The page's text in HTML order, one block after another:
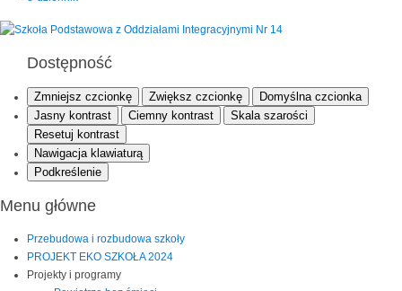
Dostępność
Zmniejsz czcionkę Zwiększ czcionkę
Domyślna czcionka
Jasny kontrast
Ciemny kontrast
Skala szarości
Resetuj kontrast
Nawigacja klawiaturą
Podkreślenie
Menu główne
Przebudowa i rozbudowa szkoły
PROJEKT EKO SZKOŁA 2024
Projekty i programy